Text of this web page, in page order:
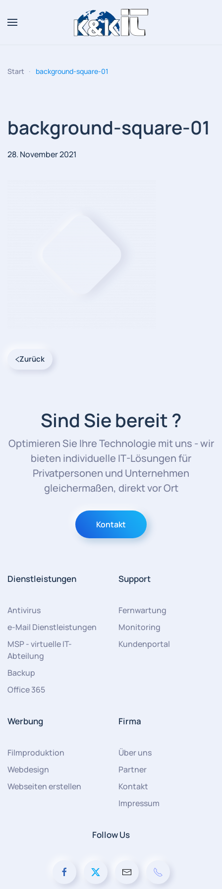
Zum Hauptinhalt springen
Start background-square-01
background-square-01
28. November 2021
Zurück
Sind Sie bereit ?
Optimieren Sie Ihre Technologie mit uns - wir
bieten individuelle IT-Lösungen für
Privatpersonen und Unternehmen
gleichermaßen, direkt vor Ort
Kontakt
Dienstleistungen
Antivirus
e-Mail Dienstleistungen
MSP - virtuelle IT-
Abteilung
Backup
Office 365
Support
Fernwartung
Monitoring
Kundenportal
Werbung
Filmproduktion
Webdesign
Webseiten erstellen
Firma
Über uns
Partner
Kontakt
Impressum
Follow Us